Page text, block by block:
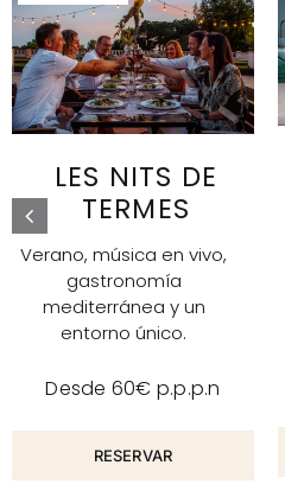
LES NITS DE
TERMES
Verano, música en vivo,
gastronomía
mediterránea y un
entorno único.
Desde 60€ p.p.p.n
RESERVAR